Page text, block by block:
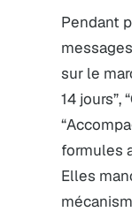
Pendant
messages
sur le
14 jours”,
formules
Elles